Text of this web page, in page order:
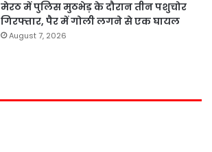
मेरठ में पुलिस मुठभेड़ के दौरान तीन पशुचोर
गिरफ्तार, पैर में गोली लगने से एक घायल
August 7, 2026